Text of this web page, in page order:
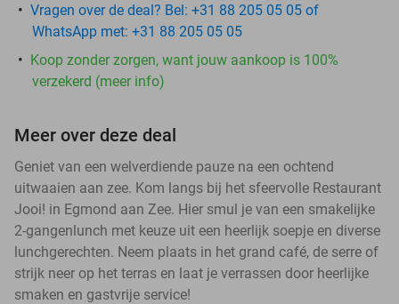
Vragen over de deal? Bel: +31 88 205 05 05 of
WhatsApp met: +31 88 205 05 05
Koop zonder zorgen, want jouw aankoop is 100%
verzekerd (meer info)
Meer over deze deal
Geniet van een welverdiende pauze na een ochtend
uitwaaien aan zee. Kom langs bij het sfeervolle Restaurant
Jooi! in Egmond aan Zee. Hier smul je van een smakelijke
2-gangenlunch met keuze uit een heerlijk soepje en diverse
lunchgerechten. Neem plaats in het grand café, de serre of
strijk neer op het terras en laat je verrassen door heerlijke
smaken en gastvrije service!